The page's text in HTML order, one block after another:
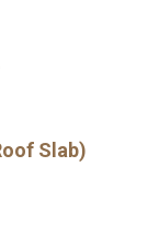
Slab)